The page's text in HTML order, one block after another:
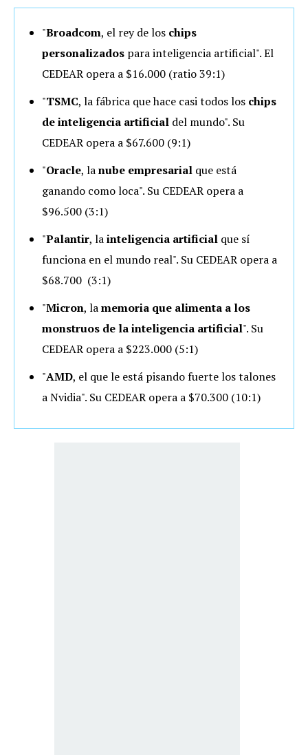
"Broadcom, el rey de los chips
personalizados para inteligencia artificial". El
CEDEAR opera a $16.000 (ratio 39:1)
"TSMC, la fábrica que hace casi todos los chips
de inteligencia artificial del mundo". Su
CEDEAR opera a $67.600 (9:1)
"Oracle, lanube empresarial que está
ganando como loca". Su CEDEAR opera a
$96.500 (3:1)
"Palantir, lainteligencia artificial que sí
funciona en el mundo real". Su CEDEAR opera a
$68.700 (3:1)
"Micron, lamemoria que alimenta a los
monstruos de la inteligencia artificial". Su
CEDEAR opera a $223.000 (5:1)
"AMD, el que le está pisando fuerte los talones
a Nvidia". Su CEDEAR opera a $70.300 (10:1)